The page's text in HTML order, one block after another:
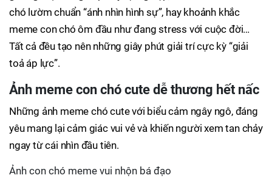
chó lườm chuẩn “ánh nhìn hình sự”, hay khoảnh khắc
meme con chó ôm đầu như đang stress với cuộc đời…
Tất cả đều tạo nên những giây phút giải trí cực kỳ “giải
toả áp lực”.
Ảnh meme con chó cute dễ thương hết nấc
Những ảnh meme chó cute với biểu cảm ngây ngô, đáng
yêu mang lại cảm giác vui vẻ và khiến người xem tan chảy
ngay từ cái nhìn đầu tiên.
Ảnh con chó meme vui nhộn bá đạo